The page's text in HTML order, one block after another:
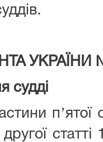
УКРАЇНИ
судді
пʼятої
статті